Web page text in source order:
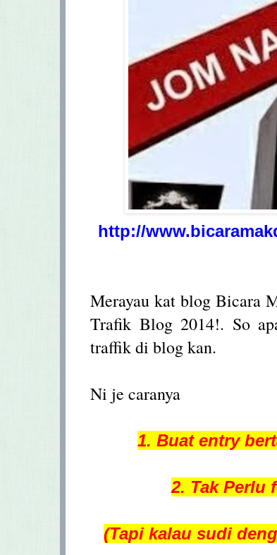
http://
Merayau kat blog Bicara
Trafik Blog 2014!. So
traffik di blog kan.
Ni je caranya
1. Buat entry
2. Tak Perlu
(Tapi kalau sudi